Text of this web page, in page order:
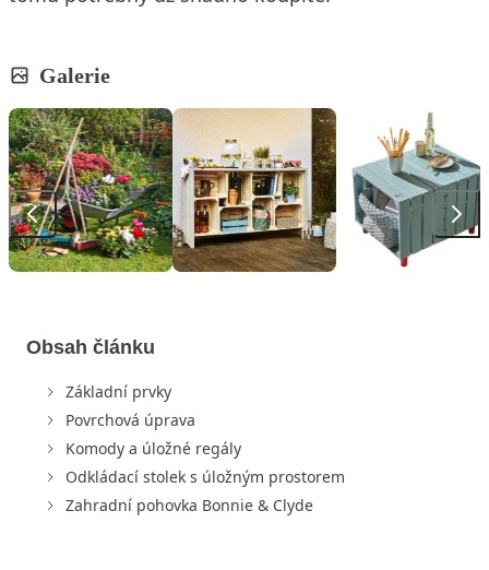
Galerie
Obsah článku
Základní prvky
Povrchová úprava
Komody a úložné regály
Odkládací stolek s úložným prostorem
Zahradní pohovka Bonnie & Clyde